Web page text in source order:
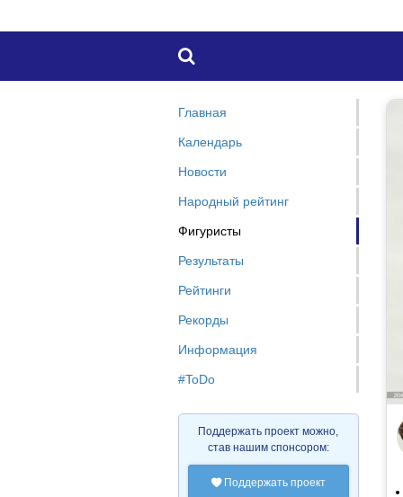

Главная
Календарь
Новости
Народный рейтинг
Фигуристы
Результаты
Рейтинги
Рекорды
Информация
#ToDo
Поддержать проект можно,
став нашим спонсором:
Поддержать проект